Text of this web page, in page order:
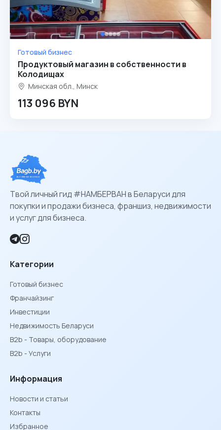
Готовый бизнес
Продуктовый магазин в собственности в
Колодищах
Минская обл., Минск
113 096 BYN
Твой личный гид #НАМБЕРВАН в Беларуси для
покупки и продажи бизнеса, франшиз, недвижимости
и услуг для бизнеса.
Категории
Готовый бизнес
Франчайзинг
Инвестиции
Недвижимость Беларуси
B2b - Товары, оборудование
B2b - Услуги
Информация
Новости и статьи
Контакты
Избранное